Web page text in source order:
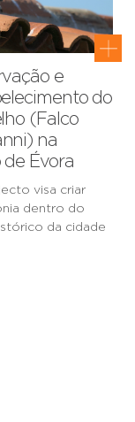
e
do
(Falco
na
de Évora
visa criar
dentro do
da cidade